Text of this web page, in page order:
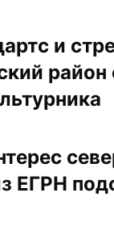
и
район
ЕГРН